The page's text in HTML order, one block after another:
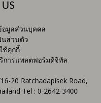
อมูลส่วนบุคคล
นส่วนตัว
ช้คุกกี้
การแพลตฟอร์มดิจิทัล
20 Ratchadapisek Road,
Tel : 0-2642-3400